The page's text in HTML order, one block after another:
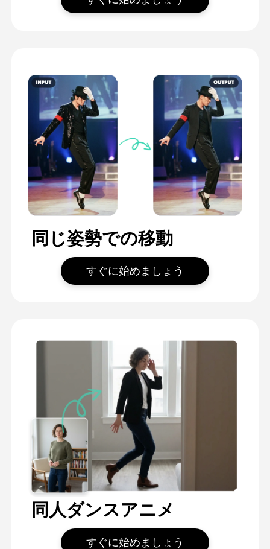
同じ姿勢での移動
すぐに始めましょう
同人ダンスアニメ
すぐに始めましょう